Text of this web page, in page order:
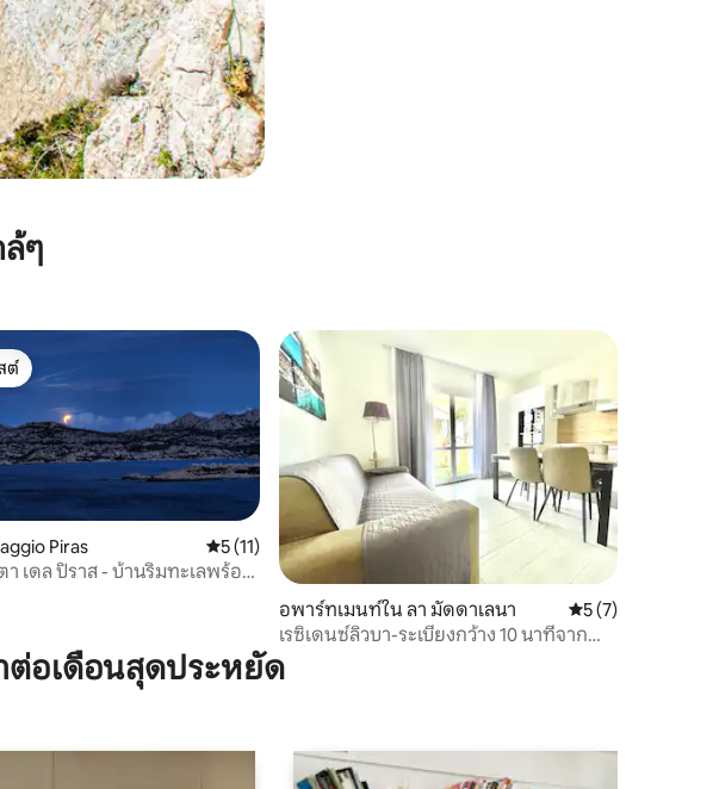
ๆ
รีวิว
ต์
ต์
Piras คะแนนเฉลี่ย 5 จาก 5, 11 รีวิว
5 (11)
า เดล ปิราส - บ้านริมทะเลพร้อม
อพาร์ทเมนท์ใน ลา มัดดาเลนา คะแนนเฉลี่ย 5 จา
5 (7)
เรซิเดนซ์ลิวบา-ระเบียงกว้าง 10 นาทีจาก
สะพานคาเปร์รา
ต่อเดือนสุดประหยัด